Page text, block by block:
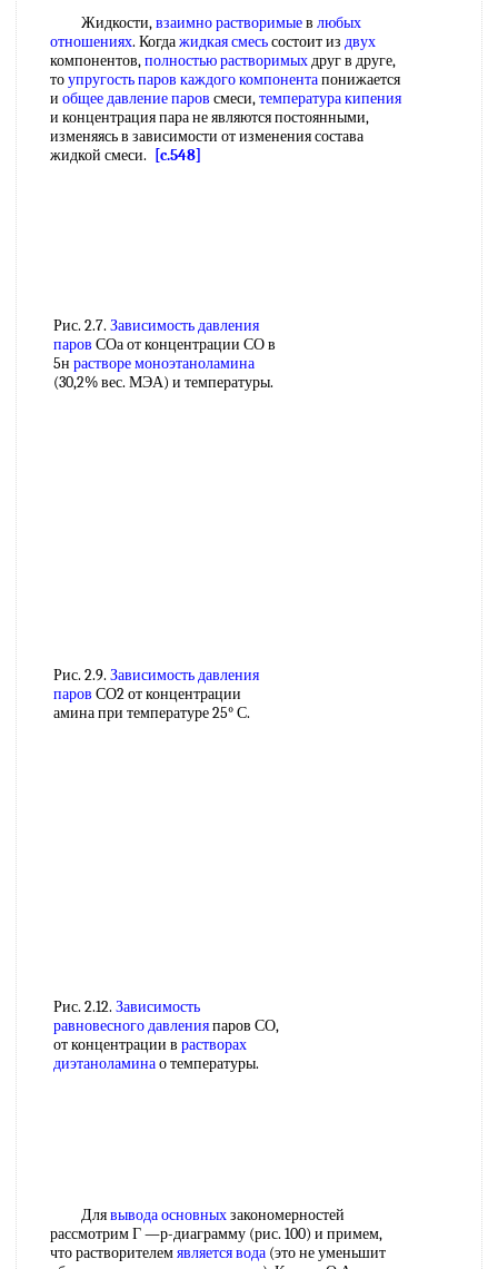
Жидкости,взаимно растворимыев любых
отношениях. Когдажидкая смесьсостоит из двух
компонентов,полностью растворимыхдруг в друге,
тоупругость паров каждого компонентапонижается
и общее давление паров смеси,температура кипения
и концентрация пара не являются постоянными,
изменяясь в зависимости от изменения состава
жидкой смеси.
[c.548]
Рис. 2.7. Зависимость давления
паров СОа от концентрации СО в
5н растворе моноэтаноламина
(30,2% вес. МЭА) и температуры.
Рис. 2.9. Зависимость давления
паров СО2 от концентрации
амина при температуре 25° С.
Рис. 2.12. Зависимость
равновесного давленияпаров СО,
от концентрации в растворах
диэтаноламинао температуры.
Длявывода основныхзакономерностей
рассмотрим Г —р-диаграмму (рис. 100) и примем,
что растворителемявляется вода (это не уменьшит